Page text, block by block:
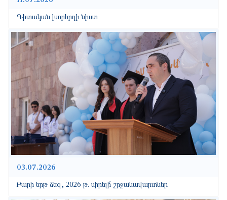
Գիտական խորհրդի նիստ
03.07.2026
Բարի երթ ձեզ, 2026 թ. սիրելի՛ շրջանավարտներ